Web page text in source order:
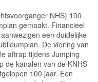
NHS) 100
gemaakt. Financieel
een duidelijke
De viering van
aftrap tijdens Jumping
de kanalen van de KNHS
100 jaar. Een